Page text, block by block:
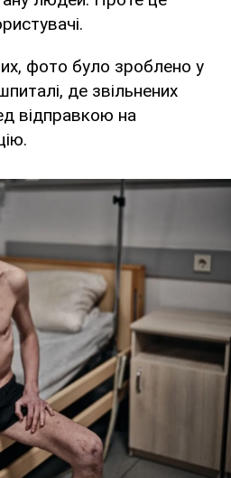
фото було зроблено у
де звільнених
відправкою на